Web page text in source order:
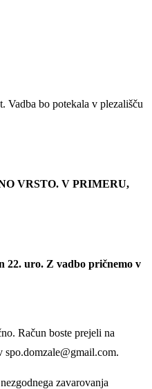
Vadba bo potekala v plezališču
VRSTO. V PRIMERU,
22. uro. Z vadbo pričnemo v
Račun boste prejeli na
spo.domzale@gmail.com.
zavarovanja